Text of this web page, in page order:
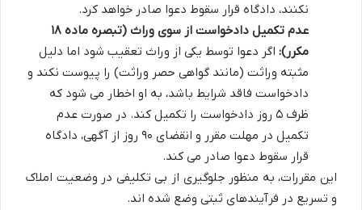
نکنند، دادگاه قرار سقوط دعوا صادر خواهد کرد.
عدم تکمیل دادخواست از سوی وراث (تبصره ماده ۱۸
مکرر): اگر دعوا توسط یکی از وراث تعقیب شود اما دلیل
مثبته وراثت (مانند گواهی حصر وراثت) را پیوست نکند و
دادخواست فاقد شرایط باشد، به او اخطار می شود که
ظرف ۵ روز دادخواست را تکمیل کند. در صورت عدم
تکمیل در مهلت مقرر و انقضای ۹۰ روز از آگهی، دادگاه
قرار سقوط دعوا صادر می کند.
این مقررات، به منظور جلوگیری از بی تکلیفی در وضعیت املاک
و تسریع در فرآیندهای ثبتی وضع شده اند.